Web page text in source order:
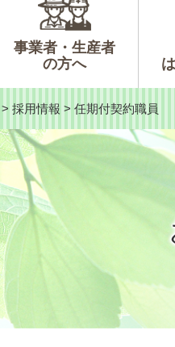
事業者・生産者
の方へ
> 採用情報 > 任期付契約職員